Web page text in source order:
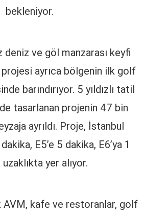
bekleniyor.
ve göl manzarası keyfi
ayrıca bölgenin ilk golf
barındırıyor. 5 yıldızlı tatil
tasarlanan projenin 47 bin
ayrıldı. Proje, İstanbul
E5’e 5 dakika, E6’ya 1
yer alıyor.
AVM, kafe ve restoranlar, golf